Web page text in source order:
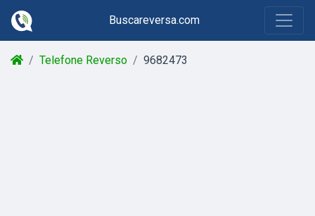
Buscareversa.com
Telefone Reverso 9682473